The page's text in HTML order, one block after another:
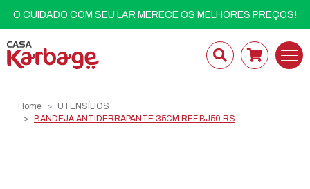
O CUIDADO COM SEU LAR MERECE OS MELHORES PREÇOS!
Home
UTENSÍLIOS
BANDEJA ANTIDERRAPANTE 35CM REF.BJ50 RS